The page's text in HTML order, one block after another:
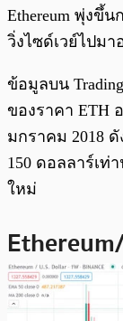
Ethereum พุ่งขึ้
วิ่งไซด์เวย์ไปมา
ข้อมูลบน
ของราคา ETH
มกราคม 2018
150 ดอลลาร์เท่
ใหม่